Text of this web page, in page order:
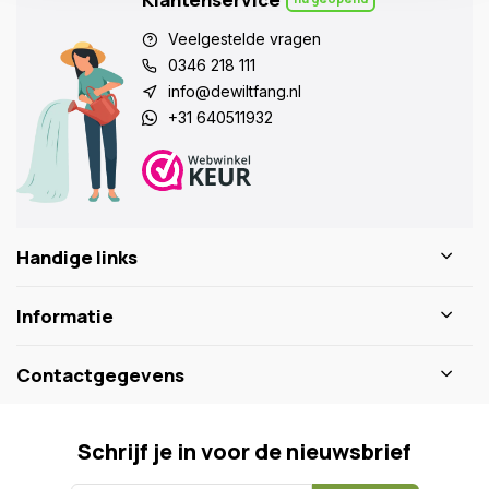
Veelgestelde vragen
0346 218 111
info@dewiltfang.nl
+31 640511932
Handige links
Informatie
Contactgegevens
Schrijf je in voor de nieuwsbrief